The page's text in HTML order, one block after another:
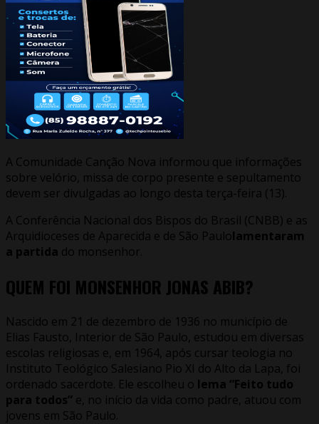
A Comunidade Canção Nova informou que informações
sobre velório, missa de corpo presente e sepultamento
devem ser divulgadas ao longo desta terça-feira (13).
A Conferência Nacional dos Bispos do Brasil (CNBB) e as
Arquidioceses de Aparecida e de São Paulolamentaram
a partida do monsenhor.
QUEM FOI MONSENHOR JONAS ABIB?
Nascido em 21 de dezembro de 1936 no município de
Elias Fausto, Interior de São Paulo, estudou em diversas
escolas religiosas e, em 1964, após cursar teologia no
Instituto Teológico Salesiano Pio XI do Alto da Lapa, foi
ordenado sacerdote. Ele escolheu o lema “Feito tudo
para todos” e, no início da vida como padre, atuou com
jovens em São Paulo.